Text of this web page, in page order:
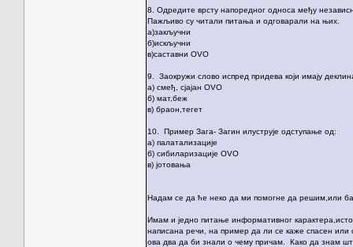
8. Одредите врсту напоредног односа међу
Пажљиво су читали питања и одговарали на њих.
а)закључни
б)искључни
в)саставни OVO
9. Заокружи слово испред придева који имају
а) смеђ, сјајан OVO
б) мат,беж
в) браон,тегет
10. Пример Зага- Загин илуструје одступање од:
а) палатализације
б) сибиларизације OVO
в) јотовања
Надам се да ће неко да ми помогне да решим,или
Имам и једно питање информативног
написана речи, на пример да ли се каже спасен
ова два да би знали о чему причам. Како да знам